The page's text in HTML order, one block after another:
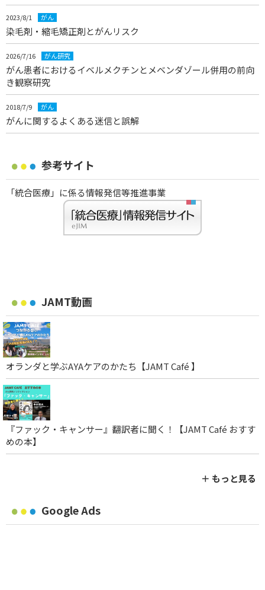
2023/8/1 がん
染毛剤・縮毛矯正剤とがんリスク
2026/7/16 がん研究
がん患者におけるイベルメクチンとメベンダゾール併用の前向
き観察研究
2018/7/9 がん
がんに関するよくある迷信と誤解
参考サイト
「統合医療」に係る情報発信等推進事業
JAMT動画
オランダと学ぶAYAケアのかたち【JAMT Café 】
『ファック・キャンサー』翻訳者に聞く！【JAMT Café おすす
めの本】
＋ もっと見る
Google Ads